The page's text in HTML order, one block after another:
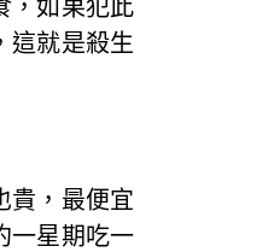
，如果犯此
這就是殺生
，最便宜
一星期吃一